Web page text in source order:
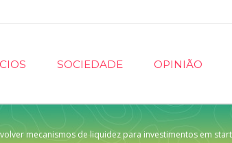
SOCIEDADE OPINIÃO
mecanismos de liquidez para investimentos em